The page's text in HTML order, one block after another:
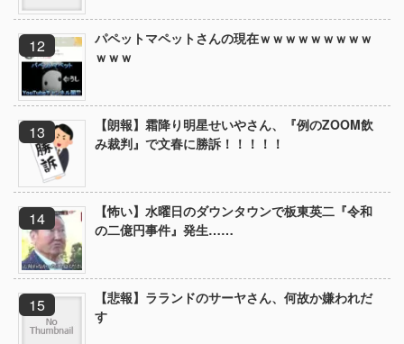
パペットマペットさんの現在ｗｗｗｗｗｗｗｗｗ
ｗｗｗ
【朗報】霜降り明星せいやさん、『例のZOOM飲
み裁判』で文春に勝訴！！！！！
【怖い】水曜日のダウンタウンで板東英二『令和
の二億円事件』発生……
【悲報】ラランドのサーヤさん、何故か嫌われだ
す